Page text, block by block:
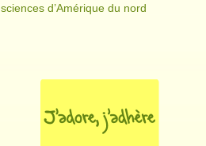
sciences d’Amérique du nord